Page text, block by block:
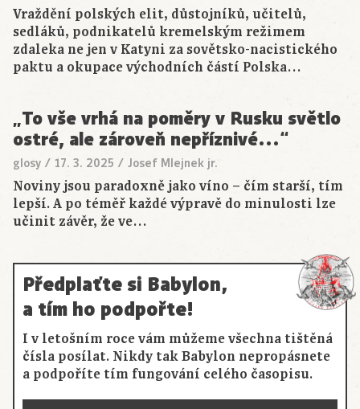
Vraždění polských elit, důstojníků, učitelů,
sedláků, podnikatelů kremelským režimem
zdaleka ne jen v Katyni za sovětsko-nacistického
paktu a okupace východních částí Polska…
„To vše vrhá na poměry v Rusku světlo
ostré, ale zároveň nepříznivé…“
glosy / 17. 3. 2025 / Josef Mlejnek jr.
Noviny jsou paradoxně jako víno – čím starší, tím
lepší. A po téměř každé výpravě do minulosti lze
učinit závěr, že ve…
Předplaťte si Babylon,
a tím ho podpořte!
I v letošním roce vám můžeme všechna tištěná
čísla posílat. Nikdy tak Babylon nepropásnete
a podpoříte tím fungování celého časopisu.